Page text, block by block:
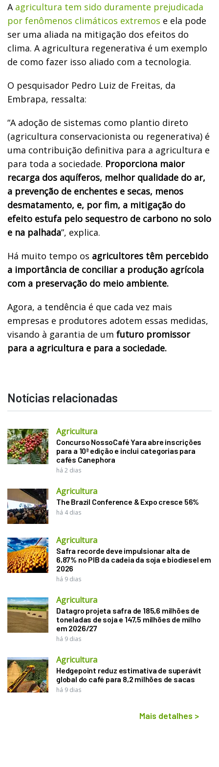
A agricultura tem sido duramente prejudicada
por fenômenos climáticos extremos e ela pode
ser uma aliada na mitigação dos efeitos do
clima. A agricultura regenerativa é um exemplo
de como fazer isso aliado com a tecnologia.
O pesquisador Pedro Luiz de Freitas, da
Embrapa, ressalta:
“A adoção de sistemas como plantio direto
(agricultura conservacionista ou regenerativa) é
uma contribuição definitiva para a agricultura e
para toda a sociedade. Proporciona maior
recarga dos aquíferos, melhor qualidade do ar,
a prevenção de enchentes e secas, menos
desmatamento, e, por fim, a mitigação do
efeito estufa pelo sequestro de carbono no solo
e na palhada”, explica.
Há muito tempo os agricultores têm percebido
a importância de conciliar a produção agrícola
com a preservação do meio ambiente.
Agora, a tendência é que cada vez mais
empresas e produtores adotem essas medidas,
visando à garantia de um futuro promissor
para a agricultura e para a sociedade.
Notícias relacionadas
Agricultura
Concurso NossoCafé Yara abre inscrições
para a 10ª edição e inclui categorias para
cafés Canephora
há 2 dias
Agricultura
The Brazil Conference & Expo cresce 56%
há 4 dias
Agricultura
Safra recorde deve impulsionar alta de
6,87% no PIB da cadeia da soja e biodiesel em
2026
há 9 dias
Agricultura
Datagro projeta safra de 185,6 milhões de
toneladas de soja e 147,5 milhões de milho
em 2026/27
há 9 dias
Agricultura
Hedgepoint reduz estimativa de superávit
global do café para 8,2 milhões de sacas
há 9 dias
Mais detalhes >